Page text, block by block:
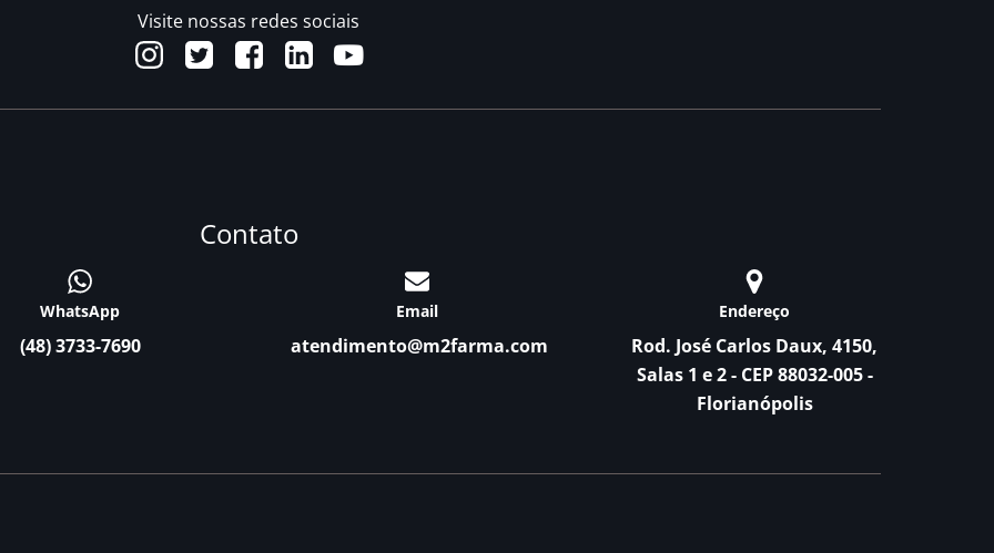
Visite nossas redes sociais
Contato
WhatsApp
(48) 3733-7690
Email
atendimento@m2farma.com
Endereço
Rod. José Carlos Daux, 4150,
Salas 1 e 2 - CEP 88032-005 -
Florianópolis